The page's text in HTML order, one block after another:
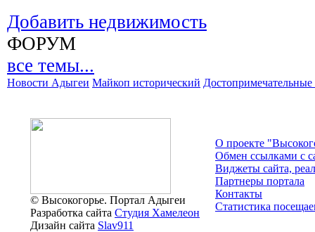
Добавить недвижимость
ФОРУМ
все темы...
Новости Адыгеи Майкоп исторический Достопримечательные
© Высокогорье. Портал Адыгеи
Разработка сайта Студия Хамелеон
Дизайн сайта Slav911
О проекте
Обмен ссылками c
Виджеты сайта,
Партнеры портала
Контакты
Статистика